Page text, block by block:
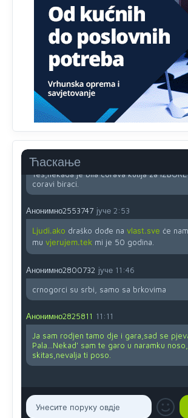
Ћаскање
Анонимно2818605 јуче
11:45
Uvođenje pravila da se umjesto
(krstića) kružić ispred kandidata mora u
obojiti (popuniti) uvedeno je isključivo
zahtjeva optičkih skenera.
Анонимно2818605 јуче 11:45
Ovo pravilo jeste unijelo opravdan strah,
su u pitanju starije osobe, osobe sa
Yes,nekada je bila corava kutija za
coravi biraci.
Анонимно2553747 јуче 2:53
Ljudi.ako draško dođe na vlast.sve će
mu vjerujem.tek mi je 50 godina.
Анонимно2800732 јуче 11:46
crnogorci su srbi, samo sa brkovima
Анонимно2825811 11:11
Ja sam rodjen tamo dje i gara,sad se
Pala...Nekad' sam te garo u naramku
skitas,nevalja ti poso.